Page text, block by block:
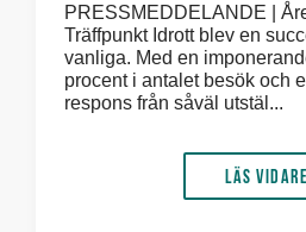
PRESSMEDDELANDE |
Träffpunkt Idrott blev en
vanliga. Med en
procent i antalet besök och
respons från såväl utstäl...
Läs vidare